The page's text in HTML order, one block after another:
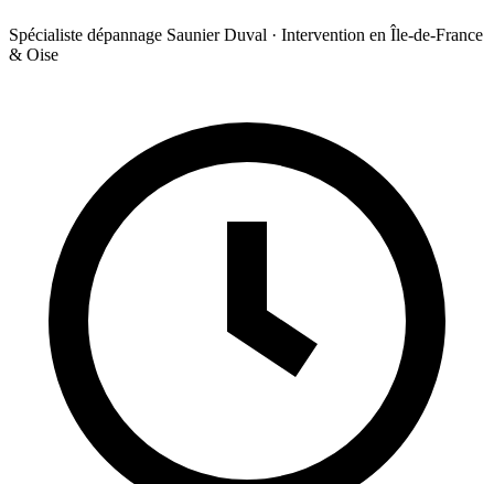
Spécialiste dépannage Saunier Duval · Intervention en Île-de-France
& Oise